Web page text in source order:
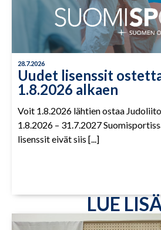
28.7.2026
Uudet lisenssit
1.8.2026 alkaen
Voit 1.8.2026 lähtien ostaa
1.8.2026 – 31.7.2027
lisenssit eivät siis [...]
LUE